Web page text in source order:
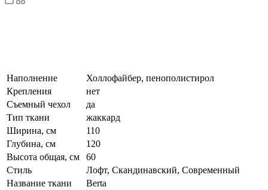
Наполнение
Холлофайбер, пенополистирол
Крепления
нет
Съемный чехол
да
Тип ткани
жаккард
Ширина, см
110
Глубина, см
120
Высота общая, см
60
Стиль
Лофт, Скандинавский, Современный
Название ткани
Berta